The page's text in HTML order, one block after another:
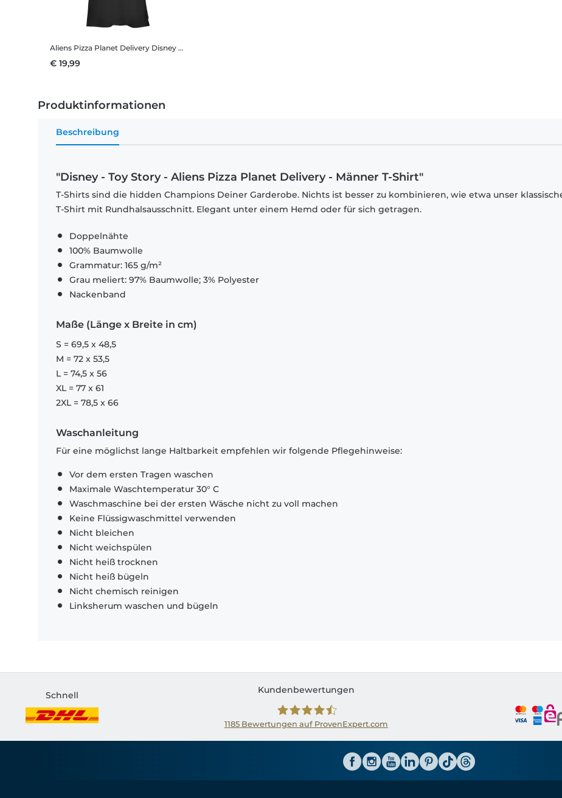
Aliens Pizza Planet Delivery Disney - Toy Story - Aliens Pizza Planet Delivery - Frauen T-Shirt
€ 19,99
Produktinformationen
Beschreibung
"Disney - Toy Story - Aliens Pizza Planet Delivery - Männer T-Shirt"
T-Shirts sind die hidden Champions Deiner Garderobe. Nichts ist besser zu kombinieren, wie etwa unser
T-Shirt mit Rundhalsausschnitt. Elegant unter einem Hemd oder für sich getragen.
Doppelnähte
100% Baumwolle
Grammatur: 165 g/m²
Grau meliert: 97% Baumwolle; 3% Polyester
Nackenband
Maße (Länge x Breite in cm)
S = 69,5 x 48,5
M = 72 x 53,5
L = 74,5 x 56
XL = 77 x 61
2XL = 78,5 x 66
Waschanleitung
Für eine möglichst lange Haltbarkeit empfehlen wir folgende Pflegehinweise:
Vor dem ersten Tragen waschen
Maximale Waschtemperatur 30° C
Waschmaschine bei der ersten Wäsche nicht zu voll machen
Keine Flüssigwaschmittel verwenden
Nicht bleichen
Nicht weichspülen
Nicht heiß trocknen
Nicht heiß bügeln
Nicht chemisch reinigen
Linksherum waschen und bügeln
Schnell
Kundenbewertungen
1185Bewertungen auf ProvenExpert.com